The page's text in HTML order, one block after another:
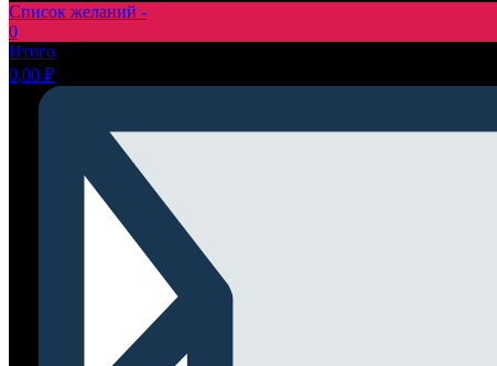
Список желаний -
0
Итого
0,00 ₽